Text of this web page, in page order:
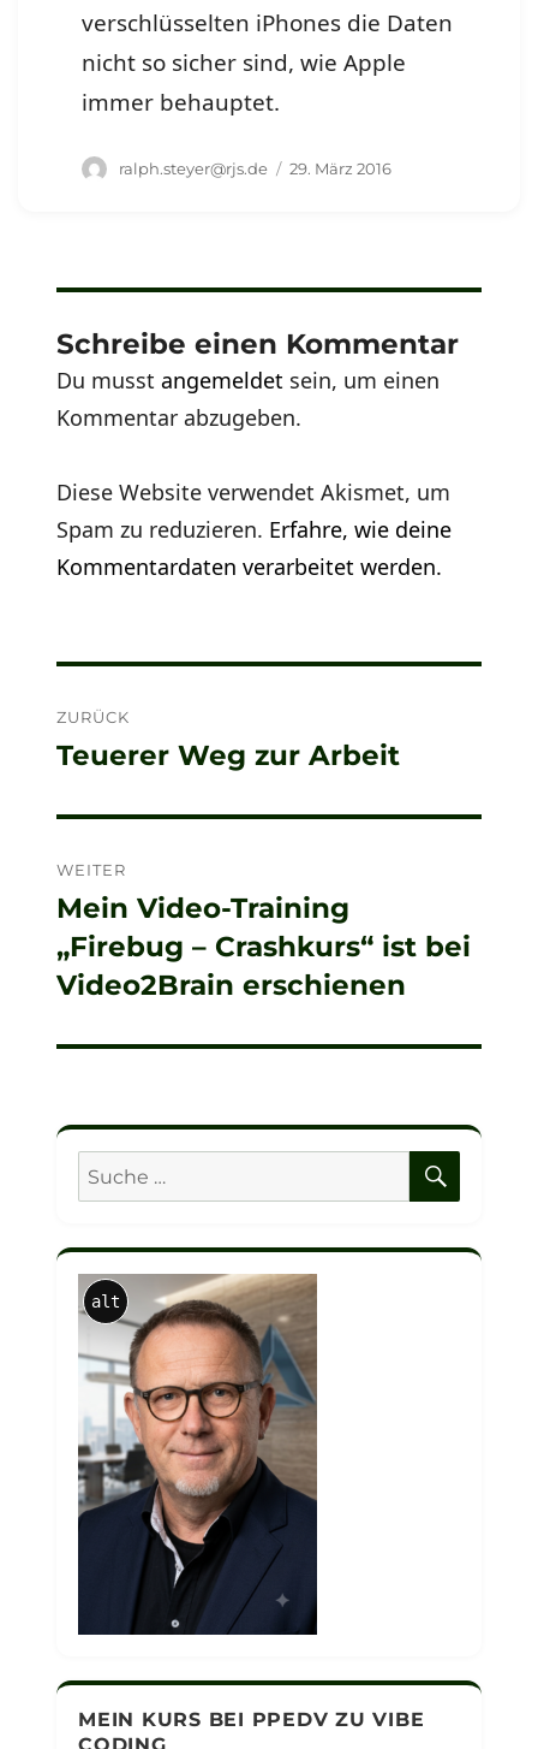
verschlüsselten iPhones die Daten
nicht so sicher sind, wie Apple
immer behauptet.
Autor
ralph.steyer@rjs.de
Veröffentlicht
29. März 2016
Schreibe einen Kommentar
Du musstangemeldet sein, um einen
Kommentar abzugeben.
Diese Website verwendet Akismet, um
Spam zu reduzieren. Erfahre, wie deine
Kommentardaten verarbeitet werden.
ZURÜCK
Vorheriger
Teuerer Weg zur Arbeit
WEITER
Nächster
Beitrag:
Mein Video-Training
„Firebug – Crashkurs“ ist bei
Video2Brain erschienen
Suche
nach:
alt
MEIN KURS BEI PPEDV ZU VIBE